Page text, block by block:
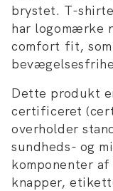
brystet. T-
har logomærke
comfort fit,
Dette produkt
certificeret
overholder
sundheds- og
komponenter
knapper,